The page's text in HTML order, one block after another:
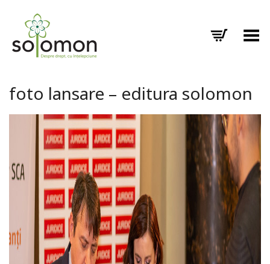
Toggle Menu
foto lansare – editura solomon